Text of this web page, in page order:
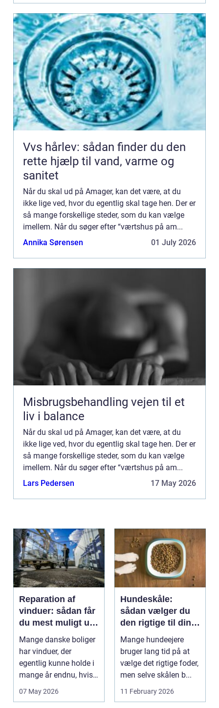
Vvs hårlev: sådan finder du den
rette hjælp til vand, varme og
sanitet
Når du skal ud på Amager, kan det være, at du
ikke lige ved, hvor du egentlig skal tage hen. Der er
så mange forskellige steder, som du kan vælge
imellem. Når du søger efter “værtshus på am...
Annika Sørensen
01 July 2026
Misbrugsbehandling vejen til et
liv i balance
Når du skal ud på Amager, kan det være, at du
ikke lige ved, hvor du egentlig skal tage hen. Der er
så mange forskellige steder, som du kan vælge
imellem. Når du søger efter “værtshus på am...
Lars Pedersen
17 May 2026
Reparation af
vinduer: sådan får
du mest muligt ud
af dine gamle
rammer
Mange danske boliger
har vinduer, der
egentlig kunne holde i
mange år endnu, hvis
de fik den r...
07 May 2026
Hundeskåle:
sådan vælger du
den rigtige til din
hund
Mange hundeejere
bruger lang tid på at
vælge det rigtige foder,
men selve skålen b...
11 February 2026